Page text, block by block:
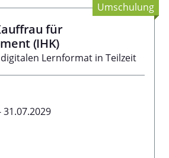
für
(IHK)
Lernformat in Teilzeit
31.07.2029
Umschulung